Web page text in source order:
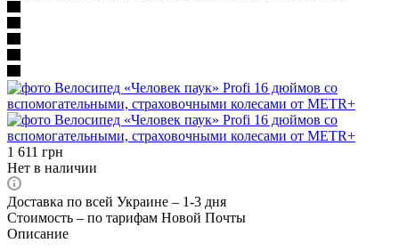
1 611 грн
Нет в наличии
Доставка по всей Украине – 1-3 дня
Стоимость – по тарифам Новой Почты
Описание